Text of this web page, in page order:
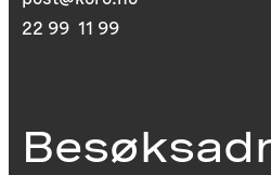
22 99 11 99